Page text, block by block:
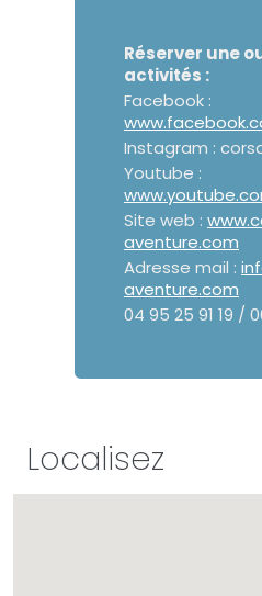
Réserver une
activités :
Facebook :
Instagram :
Youtube :
Site web :
aventure.com
Adresse mail :
aventure.com
04 95 25 91 19 /
Localisez